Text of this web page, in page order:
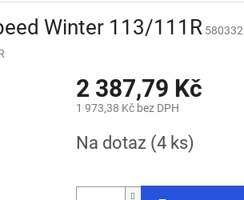
Winter 113/111R 580332
2 387,79 Kč
1 973,38 Kč bez DPH
cena:
Na dotaz (4 ks)